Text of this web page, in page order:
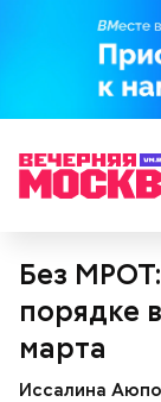
Без
порядке
марта
Иссалина
— Для
все
на сковороде
Белькович.
Для глазури